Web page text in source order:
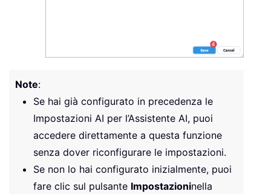
Note:
Se hai già configurato in precedenza le
Impostazioni AI per l’Assistente AI, puoi
accedere direttamente a questa funzione
senza dover riconfigurare le impostazioni.
Se non lo hai configurato inizialmente, puoi
fare clic sul pulsante Impostazioninella